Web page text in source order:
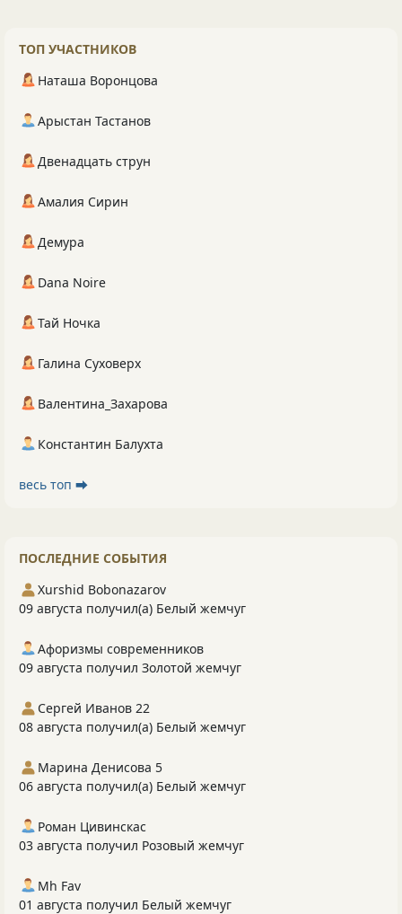
ТОП УЧАСТНИКОВ
Наташа Воронцова
Арыстан Тастанов
Двенадцать струн
Амалия Сирин
Демура
Dana Noire
Тай Ночка
Галина Суховерх
Валентина_Захарова
Константин Балухта
весь топ ⮕
ПОСЛЕДНИЕ СОБЫТИЯ
Xurshid Bobonazarov
09 августа получил(а) Белый жемчуг
Афоризмы современников
09 августа получил Золотой жемчуг
Сергей Иванов 22
08 августа получил(а) Белый жемчуг
Марина Денисова 5
06 августа получил(а) Белый жемчуг
Роман Цивинскас
03 августа получил Розовый жемчуг
Mh Fav
01 августа получил Белый жемчуг